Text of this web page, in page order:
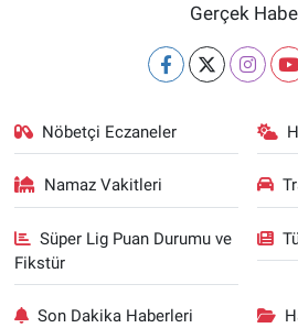
Gerçek
Nöbetçi Eczaneler
Namaz Vakitleri
Süper Lig Puan Durumu ve
Fikstür
Son Dakika Haberleri